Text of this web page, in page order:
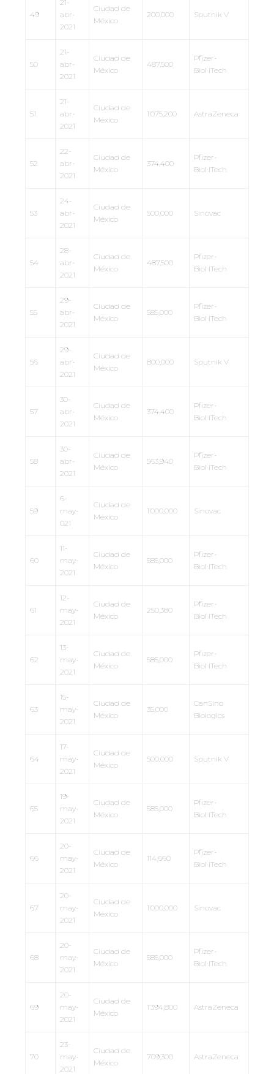
49
21-
abr-
2021
Ciudad de
México
200,000 Sputnik V
50
21-
abr-
2021
Ciudad de
México
487,500
Pfizer-
BioNTech
51
21-
abr-
2021
Ciudad de
México
1’075,200 AstraZeneca
52
22-
abr-
2021
Ciudad de
México
374,400
Pfizer-
BioNTech
53
24-
abr-
2021
Ciudad de
México
500,000 Sinovac
54
28-
abr-
2021
Ciudad de
México
487,500
Pfizer-
BioNTech
55
29-
abr-
2021
Ciudad de
México
585,000
Pfizer-
BioNTech
56
29-
abr-
2021
Ciudad de
México
800,000 Sputnik V
57
30-
abr-
2021
Ciudad de
México
374,400
Pfizer-
BioNTech
58
30-
abr-
2021
Ciudad de
México
563,940
Pfizer-
BioNTech
59
6-
may-
021
Ciudad de
México
1’000,000 Sinovac
60
11-
may-
2021
Ciudad de
México
585,000
Pfizer-
BioNTech
61
12-
may-
2021
Ciudad de
México
250,380
Pfizer-
BioNTech
62
13-
may-
2021
Ciudad de
México
585,000
Pfizer-
BioNTech
63
15-
may-
2021
Ciudad de
México
35,000
CanSino
Biologics
64
17-
may-
2021
Ciudad de
México
500,000 Sputnik V
65
19-
may-
2021
Ciudad de
México
585,000
Pfizer-
BioNTech
66
20-
may-
2021
Ciudad de
México
114,660
Pfizer-
BioNTech
67
20-
may-
2021
Ciudad de
México
1’000,000 Sinovac
68
20-
may-
2021
Ciudad de
México
585,000
Pfizer-
BioNTech
69
20-
may-
2021
Ciudad de
México
1’394,800 AstraZeneca
70
23-
may-
2021
Ciudad de
México
709,300 AstraZeneca